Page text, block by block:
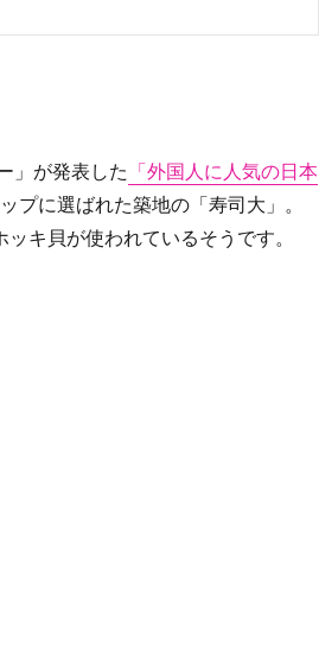
」が発表した 「外国人に人気の日本
プに選ばれた築地の「寿司大」。
キ貝が使われているそうです。